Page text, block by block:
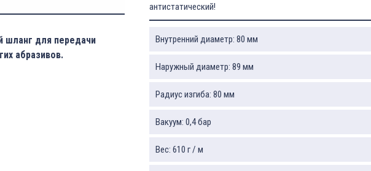
шланг для передачи
абразивов.
антистатический!
Внутренний диаметр: 80 мм
Наружный диаметр: 89 мм
Радиус изгиба: 80 мм
Вакуум: 0,4 бар
Вес: 610 г / м